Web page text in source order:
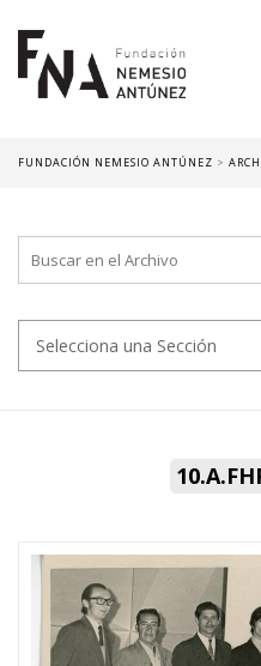
FUNDACIÓN NEMESIO ANTÚNEZ >